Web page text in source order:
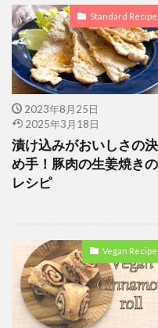
Standard
2023年8月25日
2025年3月18日
漬け込みがおいしさの決
め手！豚肉の生姜焼きの
レシピ
Vegan
ヴィーガンベーグル
モーニングルーティン
ライター
ライタ
ライターのモーニング
レンジ調理
ヴィ
ヴィーガンキャロット
ボリュームおかず
ハロウィンレシピ
ハロウィンレシピ お菓子